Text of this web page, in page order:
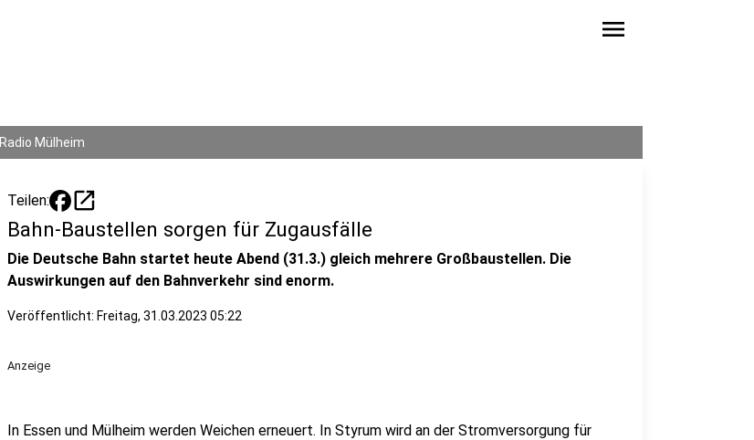
menu
Radio Mülheim
Teilen: open_in_new
Bahn-Baustellen sorgen für Zugausfälle
Die Deutsche Bahn startet heute Abend (31.3.) gleich mehrere Großbaustellen. Die
Auswirkungen auf den Bahnverkehr sind enorm.
Veröffentlicht: Freitag, 31.03.2023 05:22
Anzeige
In Essen und Mülheim werden Weichen erneuert. In Styrum wird an der Stromversorgung für